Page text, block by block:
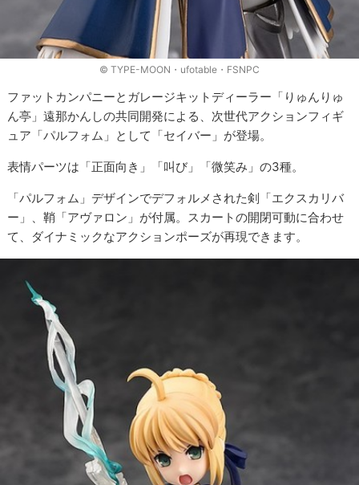
© TYPE-MOON・ufotable・FSNPC
ファットカンパニーとガレージキットディーラー「りゅんりゅ
ん亭」遠那かんしの共同開発による、次世代アクションフィギ
ュア「パルフォム」として「セイバー」が登場。
表情パーツは「正面向き」「叫び」「微笑み」の3種。
「パルフォム」デザインでデフォルメされた剣「エクスカリバ
ー」、鞘「アヴァロン」が付属。スカートの開閉可動に合わせ
て、ダイナミックなアクションポーズが再現できます。